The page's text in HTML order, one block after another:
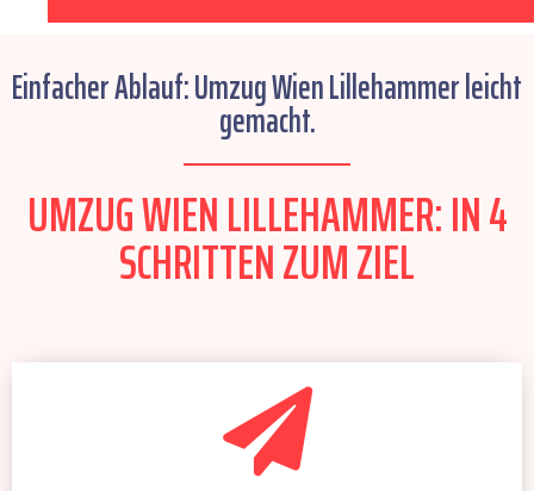
Einfacher Ablauf: Umzug Wien Lillehammer leicht
gemacht.
UMZUG WIEN LILLEHAMMER: IN 4
SCHRITTEN ZUM ZIEL